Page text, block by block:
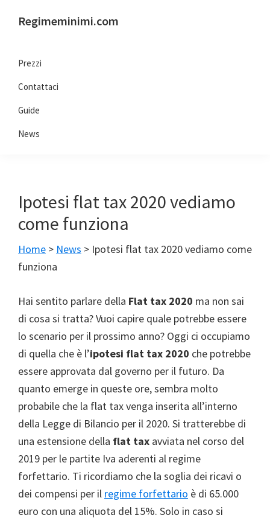
primaria
principale
laterale
Regimeminimi.com
consulente
di
fiducia
Prezzi
Contattaci
Guide
News
Ipotesi flat tax 2020 vediamo
come funziona
Home > News > Ipotesi flat tax 2020 vediamo come
funziona
Hai sentito parlare della Flat tax 2020 ma non sai
di cosa si tratta? Vuoi capire quale potrebbe essere
lo scenario per il prossimo anno? Oggi ci occupiamo
di quella che è l’ipotesi flat tax 2020 che potrebbe
essere approvata dal governo per il futuro. Da
quanto emerge in queste ore, sembra molto
probabile che la flat tax venga inserita all’interno
della Legge di Bilancio per il 2020. Si tratterebbe di
una estensione della flat tax avviata nel corso del
2019 per le partite Iva aderenti al regime
forfettario. Ti ricordiamo che la soglia dei ricavi o
dei compensi per il regime forfettario è di 65.000
euro con una aliquota del 15%. Solo in caso si